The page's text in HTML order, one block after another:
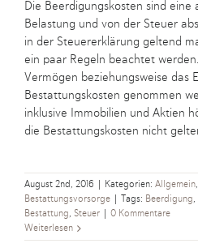
Die Beerdigungskosten sind eine
Belastung und von der Steuer
in der Steuererklärung geltend
ein paar Regeln beachtet
Vermögen beziehungsweise das
Bestattungskosten genommen
inklusive Immobilien und Aktien
die Bestattungskosten nicht
August 2nd, 2016 Kategorien: Allgemein,
Bestattungsvorsorge
Tags: Beerdigung,
Bestattung, Steuer
0 Kommentare
Weiterlesen